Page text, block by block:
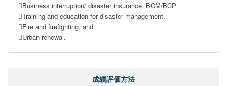
Business interruption/ disaster insurance, BCM/BCP
Training and education for disaster management,
Fire and firefighting, and
Urban renewal.
成績評価方法